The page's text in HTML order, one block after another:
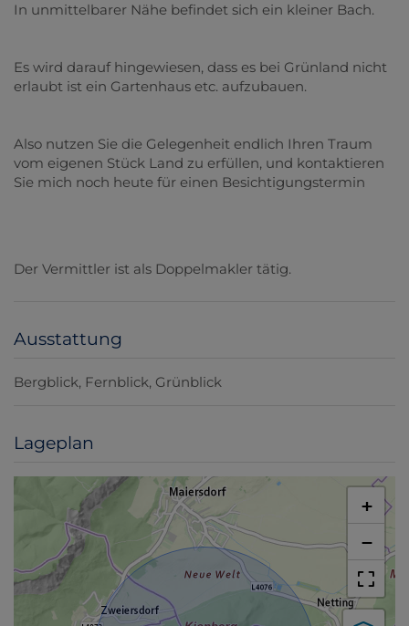
In unmittelbarer Nähe befindet sich ein kleiner Bach.
Es wird darauf hingewiesen, dass es bei Grünland nicht
erlaubt ist ein Gartenhaus etc. aufzubauen.
Also nutzen Sie die Gelegenheit endlich Ihren Traum
vom eigenen Stück Land zu erfüllen, und kontaktieren
Sie mich noch heute für einen Besichtigungstermin
Der Vermittler ist als Doppelmakler tätig.
Ausstattung
Bergblick Fernblick Grünblick
Lageplan
+
−